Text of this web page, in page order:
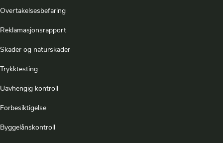
Overtakelsesbefaring
Reklamasjonsrapport
Skader og naturskader
Trykktesting
Uavhengig kontroll
Forbesiktigelse
Byggelånskontroll